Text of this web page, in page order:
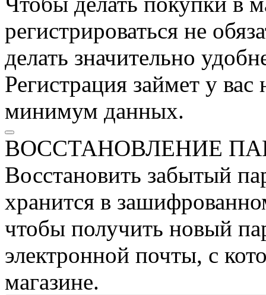
регистрироваться не
делать значительно
Регистрация займет у
минимум данных.
ВОССТАНОВЛЕНИЕ
Восстановить забытый
хранится в
чтобы получить новый
электронной почты, с
магазине.